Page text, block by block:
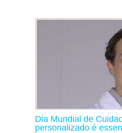
Dia Mundial de
personalizado é